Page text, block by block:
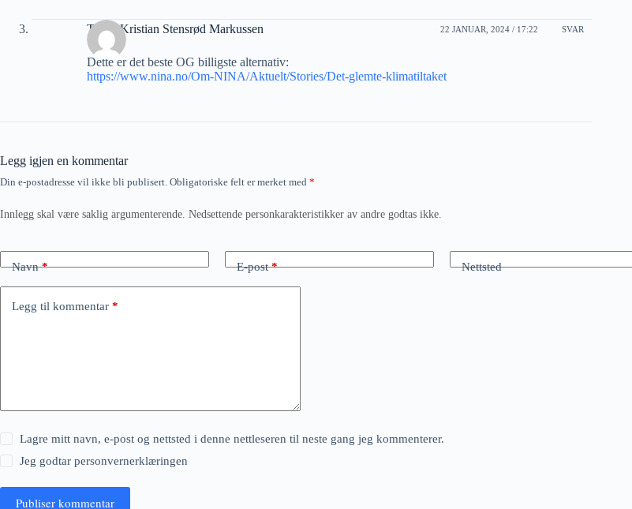
Trond Kristian Stensrød Markussen 22 JANUAR, 2024 / 17:22 SVAR
Dette er det beste OG billigste alternativ:
https://www.nina.no/Om-NINA/Aktuelt/Stories/Det-glemte-klimatiltaket
Legg igjen en kommentar
Din e-postadresse vil ikke bli publisert. Obligatoriske felt er merket med *
Innlegg skal være saklig argumenterende. Nedsettende personkarakteristikker av andre godtas ikke.
Navn* E-post* Nettsted
Legg til kommentar *
Lagre mitt navn, e-post og nettsted i denne nettleseren til neste gang jeg kommenterer.
Jeg godtarpersonvernerklæringen
Publiser kommentar